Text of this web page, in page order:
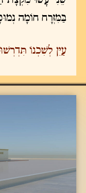
בַּמִּזְרָח חוֹמָה
עַיֵּן לְשִׁכְנוֹ